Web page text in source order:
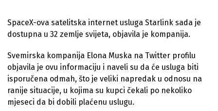
SpaceX-ova satelitska internet usluga Starlink sada je
dostupna u 32 zemlje svijeta, objavila je kompanija.
Svemirska kompanija Elona Muska na Twitter profilu
objavila je ovu informaciju i naveli su da će usluga biti
isporučena odmah, što je veliki napredak u odnosu na
ranije situacije, u kojima su kupci čekali po nekoliko
mjeseci da bi dobili plaćenu uslugu.